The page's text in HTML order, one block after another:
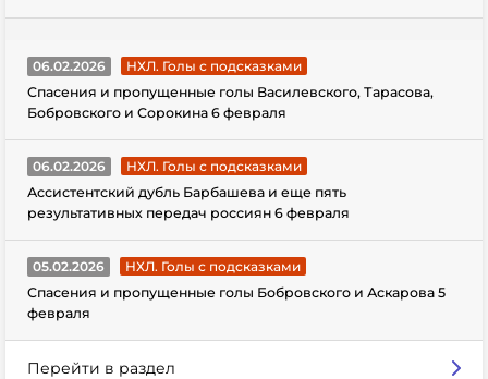
06.02.2026
НХЛ. Голы с подсказками
Спасения и пропущенные голы Василевского, Тарасова,
Бобровского и Сорокина 6 февраля
06.02.2026
НХЛ. Голы с подсказками
Ассистентский дубль Барбашева и еще пять
результативных передач россиян 6 февраля
05.02.2026
НХЛ. Голы с подсказками
Спасения и пропущенные голы Бобровского и Аскарова 5
февраля
Перейти в раздел